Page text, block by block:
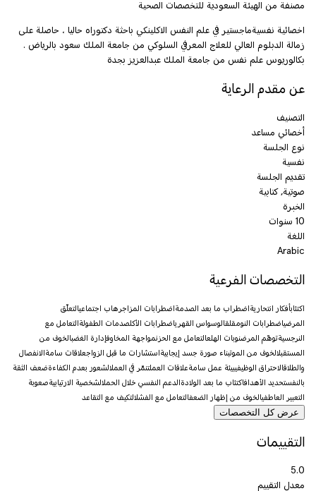
مصنفة من الهيئة السعودية للتخصصات الصحية
اخصائية نفسيةماجستير في علم النفس الاكلينكي باحثة دكتوراه حاليا ، حاصلة على
زمالة الدبلوم العالي للعلاج المعرفي السلوكي من جامعة الملك سعود بالرياض .
بكالوريوس علم نفس من جامعة الملك عبدالعزيز بجدة
عن مقدم الرعاية
التصنيف
أخصائي مساعد
نوع الجلسة
نفسية
تقديم الجلسة
صوتية, كتابية
الخبرة
10 سنوات
اللغة
Arabic
التخصصات الفرعية
اكتئابأفكار انتحارية اضطراب ما بعد الصدمة اضطرابات المزاجرهاب اجتماعيالتعلّق
المرضياضطرابات النومقلقالوسواس القهرياضطرابات الأكلصدمات الطفولة التعامل مع
النرجسيةتوهّم المرضنوبات الهلعالتعامل مع الحزنمواجهة المخاوفإدارة الغضبالخوف من
المستقبلالخوف من الموتبناء صورة جسد إيجابية استشارات ما قبل الزواجعلاقات سامة الانفصال
والطلاقالاحتراق الوظيفيبيئة عمل سامةعلاقات العملتنمّر في العملالشعور بعدم الكفاءةضعف الثقة
بالنفستحديد الأهدافاكتئاب ما بعد الولادة الدعم النفسي خلال الحملالشخصية الارتيابيةصعوبة
التعبير العاطفيالخوف من إظهار الضعفالتعامل مع الفشلالتكيف مع التقاعد
عرض كل التخصصات
التقييمات
5.0
معدل التقييم